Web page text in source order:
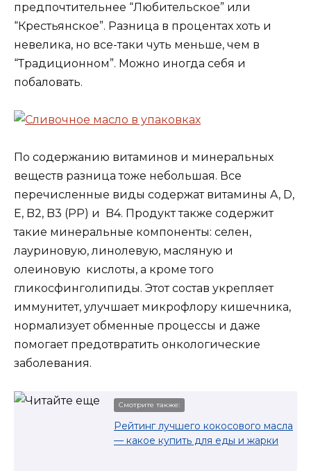
предпочтительнее “Любительское” или
“Крестьянское”. Разница в процентах хоть и
невелика, но все-таки чуть меньше, чем в
“Традиционном”. Можно иногда себя и
побаловать.
По содержанию витаминов и минеральных
веществ разница тоже небольшая. Все
перечисленные виды содержат витамины A, D,
E, B2, B3 (PP) и B4. Продукт также содержит
такие минеральные компоненты: селен,
лауриновую, линолевую, масляную и
олеиновую кислоты, а кроме того
гликосфинголипиды. Этот состав укрепляет
иммунитет, улучшает микрофлору кишечника,
нормализует обменные процессы и даже
помогает предотвратить онкологические
заболевания.
Смотрите также:
Рейтинг лучшего кокосового масла
— какое купить для еды и жарки